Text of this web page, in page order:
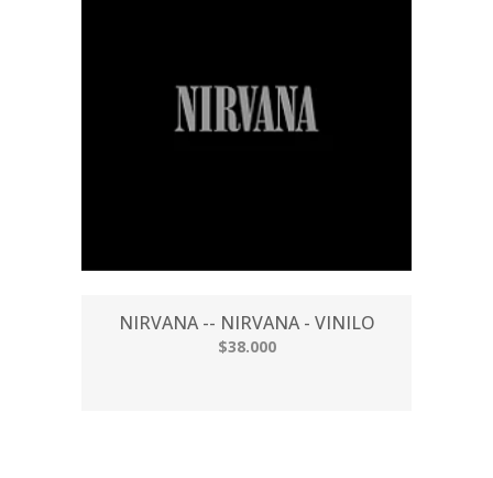
NIRVANA -- NIRVANA - VINILO
$38.000